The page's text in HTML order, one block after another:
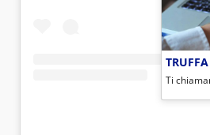
Ti